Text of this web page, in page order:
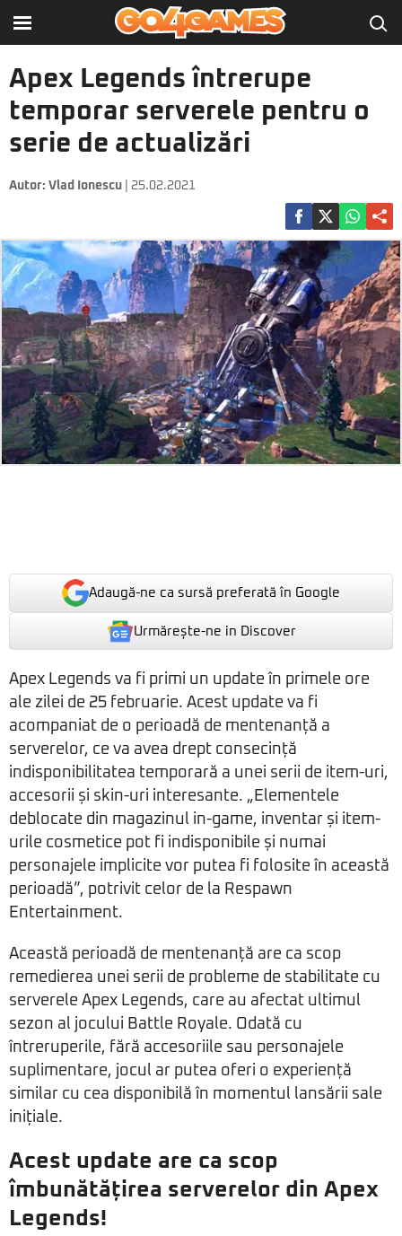
Apex Legends întrerupe
temporar serverele pentru o
serie de actualizări
Autor: Vlad Ionescu | 25.02.2021
Adaugă-ne ca sursă preferată în Google
Urmărește-ne in Discover
Apex Legends va fi primi un update în primele ore
ale zilei de 25 februarie. Acest update va fi
acompaniat de o perioadă de mentenanță a
serverelor, ce va avea drept consecință
indisponibilitatea temporară a unei serii de item-uri,
accesorii și skin-uri interesante. „Elementele
deblocate din magazinul in-game, inventar și item-
urile cosmetice pot fi indisponibile și numai
personajele implicite vor putea fi folosite în această
perioadă”, potrivit celor de la Respawn
Entertainment.
Această perioadă de mentenanță are ca scop
remedierea unei serii de probleme de stabilitate cu
serverele Apex Legends, care au afectat ultimul
sezon al jocului Battle Royale. Odată cu
întreruperile, fără accesoriile sau personajele
suplimentare, jocul ar putea oferi o experiență
similar cu cea disponibilă în momentul lansării sale
inițiale.
Acest update are ca scop
îmbunătățirea serverelor din Apex
Legends!